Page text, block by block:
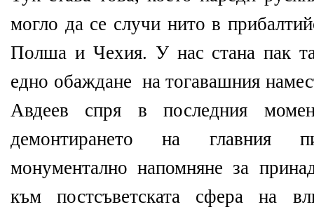
могло да се случи нито в
Полша и Чехия. У нас стана пак
едно обаждане на тогавашния
Авдеев спря в последния
демонтирането на главния
монументално напомняне за
към постсъветската сфера на